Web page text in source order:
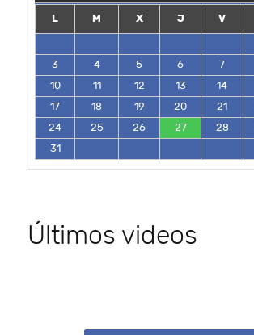
L M X J V
3
4 5 6 7
10
11 12 13 14
17
18 19 20 21
24
25 26 27 28
31
Últimos videos